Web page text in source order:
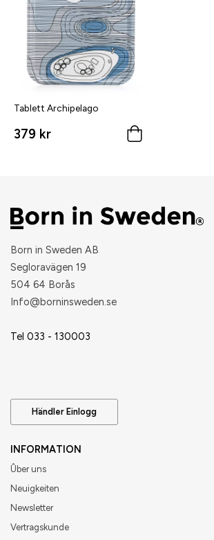
Tablett Archipelago
379 kr
Born in Sweden AB
Segloravägen 19
504 64 Borås
​Info@borninsweden.se
Tel 033 - 130003
Händler Einlogg
INFORMATION
Ûber uns
Neuigkeiten
Newsletter
Vertragskunde